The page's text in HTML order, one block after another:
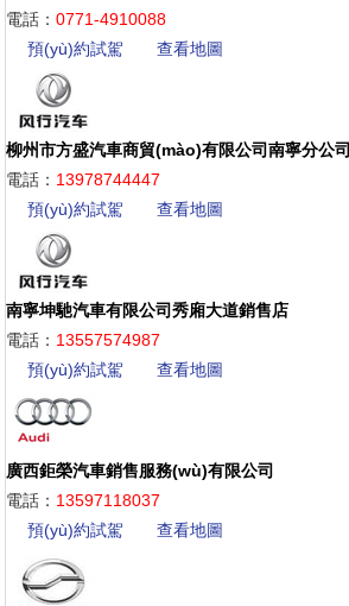
電話： 0771-4910088
預(yù)約試駕
查看地圖
柳州市方盛汽車商貿(mào)有限公司南寧分公司
電話： 13978744447
預(yù)約試駕
查看地圖
南寧坤馳汽車有限公司秀廂大道銷售店
電話： 13557574987
預(yù)約試駕
查看地圖
廣西鉅榮汽車銷售服務(wù)有限公司
電話： 13597118037
預(yù)約試駕
查看地圖